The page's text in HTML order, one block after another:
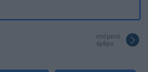
επόμενο
άρθρο